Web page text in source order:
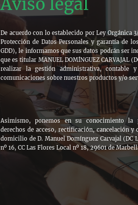
Aviso legal
De acuerdo con lo establecido por Ley Orgánica
Protección de Datos Personales y garantía de
GDD), le informamos que sus datos podrán ser
que es titular MANUEL DOMÍNGUEZ CARVAJAL
realizar la gestión administrativa, contable
comunicaciones sobre nuestros productos y/o
Asimismo, ponemos en su conocimiento la
derechos de acceso, rectificación, cancelación y
domicilio de D. Manuel Domínguez Carvajal (DC
nº 16, CC Las Flores Local nº 18, 29601 de